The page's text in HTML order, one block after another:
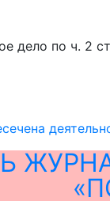
дело по ч. 2